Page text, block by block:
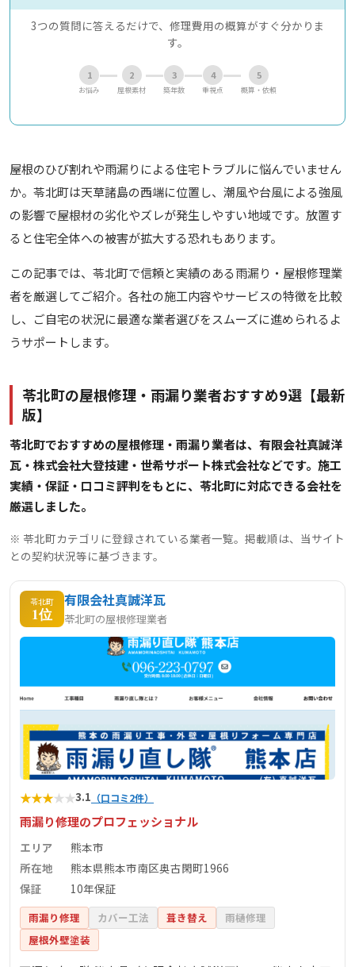
3つの質問に答えるだけで、修理費用の概算がすぐ分かりま
す。
1
お悩み
2
屋根素材
3
築年数
4
重視点
5
概算・依頼
屋根のひび割れや雨漏りによる住宅トラブルに悩んでいません
か。苓北町は天草諸島の西端に位置し、潮風や台風による強風
の影響で屋根材の劣化やズレが発生しやすい地域です。放置す
ると住宅全体への被害が拡大する恐れもあります。
この記事では、苓北町で信頼と実績のある雨漏り・屋根修理業
者を厳選してご紹介。各社の施工内容やサービスの特徴を比較
し、ご自宅の状況に最適な業者選びをスムーズに進められるよ
うサポートします。
苓北町の屋根修理・雨漏り業者おすすめ9選【最新
版】
苓北町でおすすめの屋根修理・雨漏り業者は、有限会社真誠洋
瓦・株式会社大登技建・世希サポート株式会社などです。施工
実績・保証・口コミ評判をもとに、苓北町に対応できる会社を
厳選しました。
※ 苓北町カテゴリに登録されている業者一覧。掲載順は、当サイト
との契約状況等に基づきます。
苓北町
1位
有限会社真誠洋瓦
苓北町の屋根修理業者
★★★★★3.1 （口コミ2件）
雨漏り修理のプロフェッショナル
エリア
熊本市
所在地
熊本県熊本市南区奥古閑町1966
保証
10年保証
雨漏り修理 カバー工法 葺き替え
雨樋修理
屋根外壁塗装